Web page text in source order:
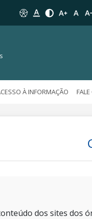
À INFORMAÇÃO
dos sites